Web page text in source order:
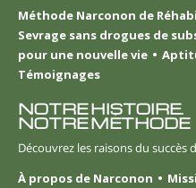
Méthode Narconon de
Sevrage sans drogues de
pour une nouvelle vie
Témoignages
NOTRE HISTOIRE.
NOTRE MÉTHODE
Découvrez les raisons du succès
À propos de Narconon